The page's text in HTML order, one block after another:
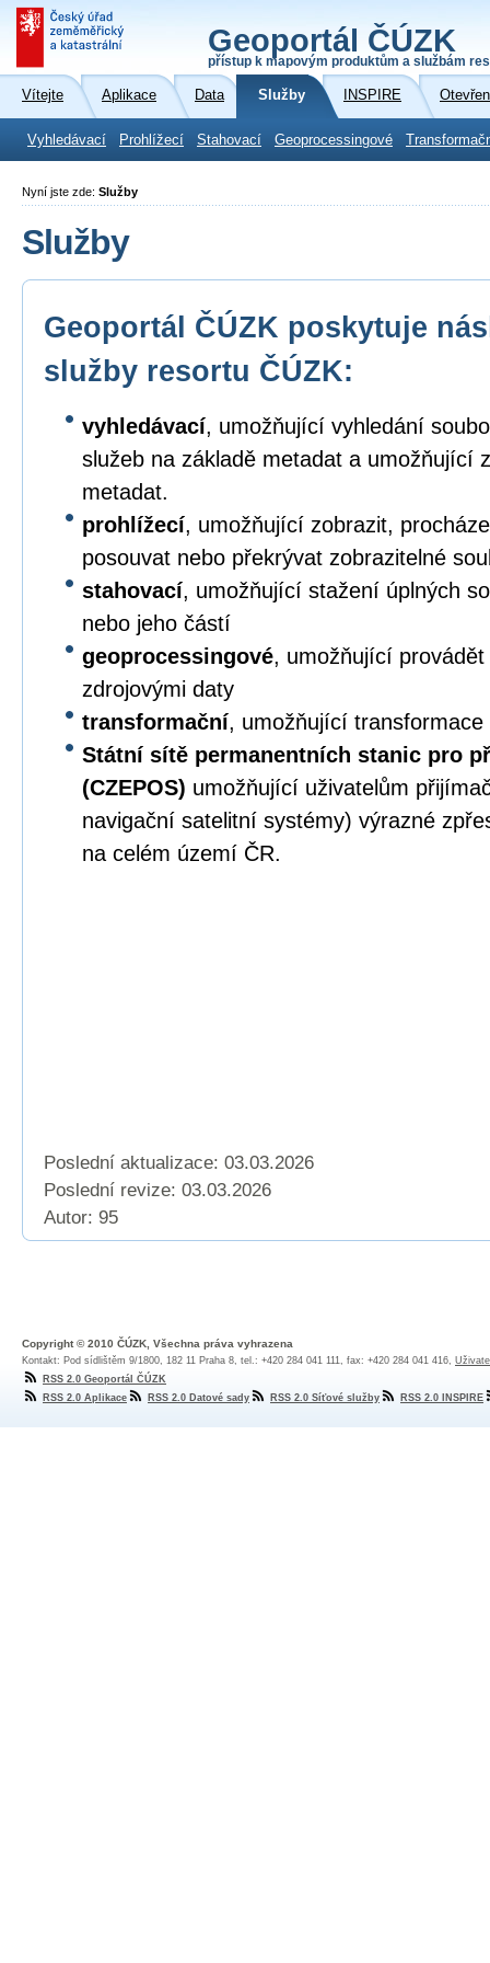
Geoportál ČÚZK
přístup k mapovým produktům a službám
Vítejte Aplikace Data Služby INSPIRE
Vyhledávací Prohlížecí Stahovací Geoprocessingové
Nyní jste zde: Služby
Služby
Geoportál ČÚZK poskytuje
služby resortu ČÚZK:
vyhledávací, umožňující vyhledání
služeb na základě metadat a umožňující
metadat.
prohlížecí, umožňující zobrazit,
posouvat nebo překrývat zobrazitelné
stahovací, umožňující stažení úplných
nebo jeho částí
geoprocessingové, umožňující
zdrojovými daty
transformační, umožňující transformace
Státní sítě permanentních stanic pro
(CZEPOS) umožňující uživatelům
navigační satelitní systémy) výrazné
na celém území ČR.
Poslední aktualizace: 03.03.2026
Poslední revize: 03.03.2026
Autor: 95
Copyright © 2010 ČÚZK, Všechna práva vyhrazena
Kontakt: Pod sídlištěm 9/1800, 182 11 Praha 8, tel.: +420 284 041 111, fax: +420 284 041 416,
RSS 2.0 Geoportál ČÚZK
RSS 2.0 Aplikace
RSS 2.0 Datové sady RSS 2.0 Síťové služby RSS 2.0 INSPIRE